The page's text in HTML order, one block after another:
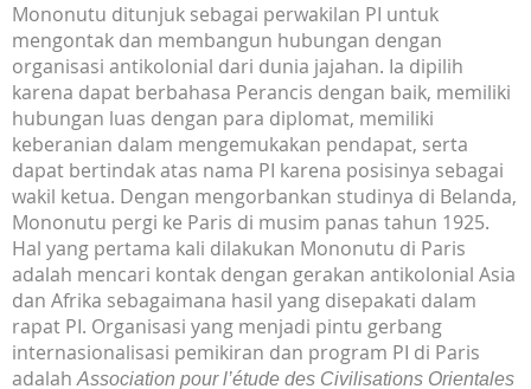
Mononutu ditunjuk sebagai perwakilan PI untuk
mengontak dan membangun hubungan dengan
organisasi antikolonial dari dunia jajahan. Ia dipilih
karena dapat berbahasa Perancis dengan baik, memiliki
hubungan luas dengan para diplomat, memiliki
keberanian dalam mengemukakan pendapat, serta
dapat bertindak atas nama PI karena posisinya sebagai
wakil ketua. Dengan mengorbankan studinya di Belanda,
Mononutu pergi ke Paris di musim panas tahun 1925.
Hal yang pertama kali dilakukan Mononutu di Paris
adalah mencari kontak dengan gerakan antikolonial Asia
dan Afrika sebagaimana hasil yang disepakati dalam
rapat PI. Organisasi yang menjadi pintu gerbang
internasionalisasi pemikiran dan program PI di Paris
adalahAssociation pour l’étude des Civilisations Orientales